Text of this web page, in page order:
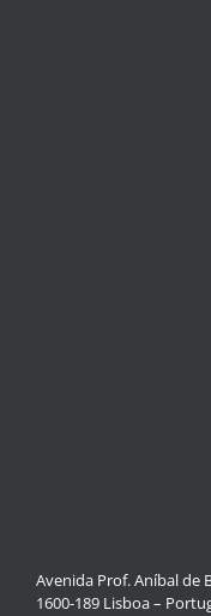
Avenida Prof. Aníbal de
1600-189 Lisboa –